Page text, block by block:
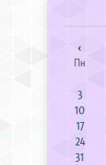
‹
Пн
3
10
17
24
31